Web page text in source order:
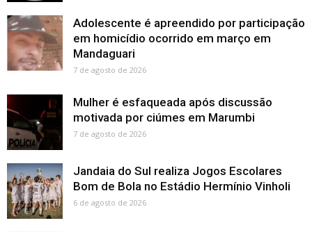
Adolescente é apreendido por participação
em homicídio ocorrido em março em
Mandaguari
7 de agosto de 2026
Mulher é esfaqueada após discussão
motivada por ciúmes em Marumbi
7 de agosto de 2026
Jandaia do Sul realiza Jogos Escolares
Bom de Bola no Estádio Hermínio Vinholi
6 de agosto de 2026